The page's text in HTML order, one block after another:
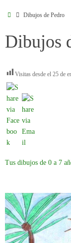
Dibujos de Pedro
Dibujos
Visitas desde el 25 de
Tus dibujos de 0 a 7